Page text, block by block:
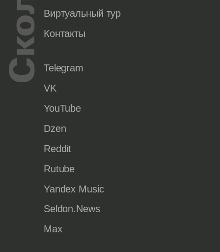
Виртуальный тур
Контакты
Telegram
VK
YouTube
Dzen
Reddit
Rutube
Yandex Music
Seldon.News
Max